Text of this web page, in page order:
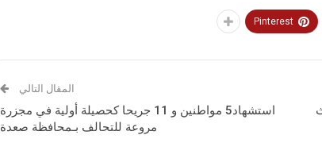
Pinterest
المقال التالي
استشهاد5 مواطنين و 11 جريحا كحصيلة أولية في مجزرة
مروعة للتحالف بـمحافظة صعدة